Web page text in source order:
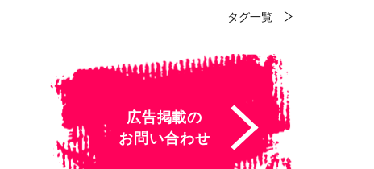
タグ一覧
広告掲載の
お問い合わせ